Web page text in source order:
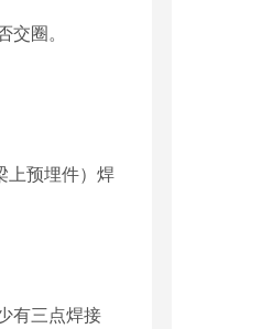
交圈。
上预埋件）焊
有三点焊接